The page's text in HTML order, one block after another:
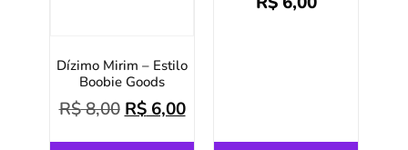
Dízimo Mirim – Estilo
Boobie Goods
R$8,00 R$6,00